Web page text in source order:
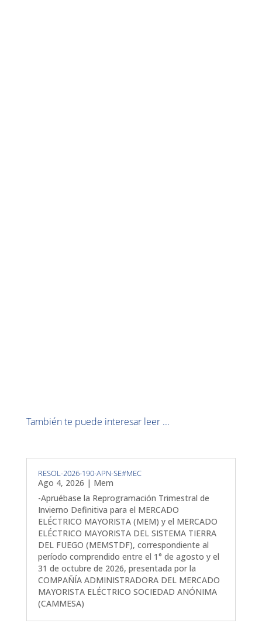
También te puede interesar leer ...
RESOL-2026-190-APN-SE#MEC
Ago 4, 2026 | Mem
-Apruébase la Reprogramación Trimestral de
Invierno Definitiva para el MERCADO
ELÉCTRICO MAYORISTA (MEM) y el MERCADO
ELÉCTRICO MAYORISTA DEL SISTEMA TIERRA
DEL FUEGO (MEMSTDF), correspondiente al
período comprendido entre el 1° de agosto y el
31 de octubre de 2026, presentada por la
COMPAÑÍA ADMINISTRADORA DEL MERCADO
MAYORISTA ELÉCTRICO SOCIEDAD ANÓNIMA
(CAMMESA)